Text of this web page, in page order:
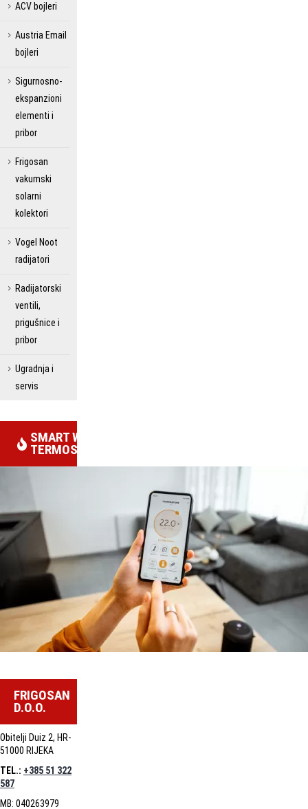
ACV bojleri
Austria Email
bojleri
Sigurnosno-
ekspanzioni
elementi i
pribor
Frigosan
vakumski
solarni
kolektori
Vogel Noot
radijatori
Radijatorski
ventili,
prigušnice i
pribor
Ugradnja i
servis
SMART WIFI
TERMOSTATI
FRIGOSAN
D.O.O.
Obitelji Duiz 2, HR-
51000 RIJEKA
TEL.: +385 51 322
587
MB: 040263979